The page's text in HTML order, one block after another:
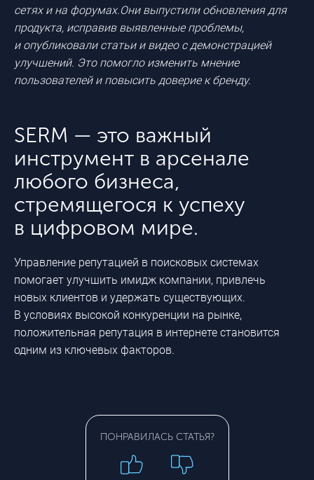
сетях и на форумах.Они выпустили обновления для
продукта, исправив выявленные проблемы,
и опубликовали статьи и видео с демонстрацией
улучшений. Это помогло изменить мнение
пользователей и повысить доверие к бренду.
SERM — это важный
инструмент в арсенале
любого бизнеса,
стремящегося к успеху
в цифровом мире.
Управление репутацией в поисковых системах
помогает улучшить имидж компании, привлечь
новых клиентов и удержать существующих.
В условиях высокой конкуренции на рынке,
положительная репутация в интернете становится
одним из ключевых факторов.
ПОНРАВИЛАСЬ СТАТЬЯ?